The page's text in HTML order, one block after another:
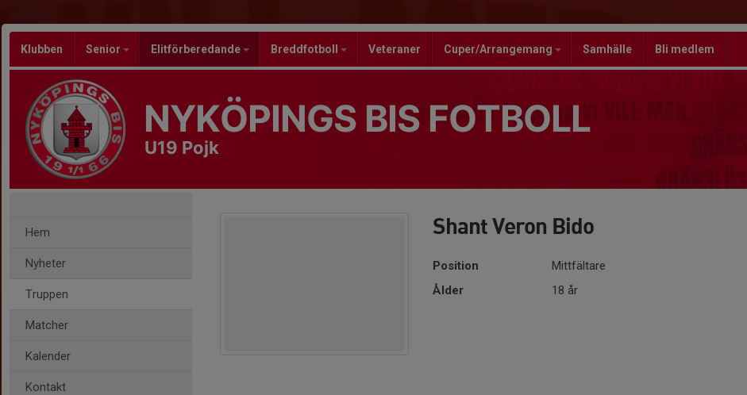
Klubben Senior Elitförberedande Breddfotboll Veteraner Cuper/Arrangemang Samhälle Bli medlem
NYKÖPINGS BIS FOTBOLL
U19 Pojk
Hem
Nyheter
Truppen
Matcher
Kalender
Kontakt
Shant Veron Bido
Position
Mittfältare
Ålder
18 år